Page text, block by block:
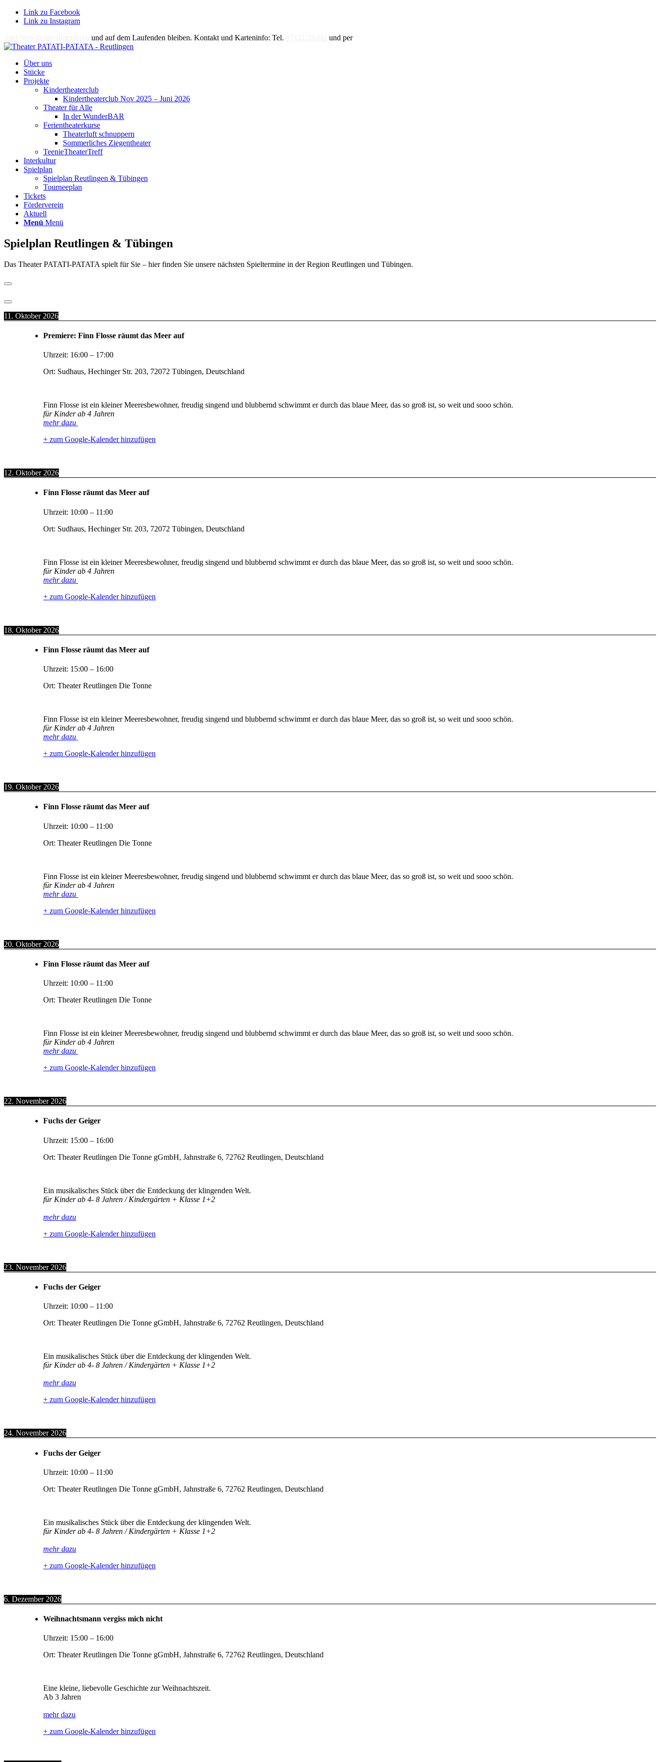
Link zu Facebook
Link zu Instagram
und auf dem Laufenden bleiben. Kontakt und Karteninfo: Tel. und per
Über uns
Stücke
Projekte
Kindertheaterclub
Kindertheaterclub Nov 2025 – Juni 2026
Theater für Alle
In der WunderBAR
Ferientheaterkurse
Theaterluft schnuppern
Sommerliches Ziegentheater
TeenieTheaterTreff
Interkultur
Spielplan
Spielplan Reutlingen & Tübingen
Tourneeplan
Tickets
Förderverein
Aktuell
Menü Menü
Spielplan Reutlingen & Tübingen
Das Theater PATATI-PATATA spielt für Sie – hier finden Sie unsere nächsten Spieltermine in der Region Reutlingen und Tübingen.
11. Oktober 2026
Premiere: Finn Flosse räumt das Meer auf
Uhrzeit: 16:00 – 17:00
Ort: Sudhaus, Hechinger Str. 203, 72072 Tübingen, Deutschland
Finn Flosse ist ein kleiner Meeresbewohner, freudig singend und blubbernd schwimmt er durch das blaue Meer, das so groß ist, so weit und sooo schön.
für Kinder ab 4 Jahren
mehr dazu
+ zum Google-Kalender hinzufügen
12. Oktober 2026
Finn Flosse räumt das Meer auf
Uhrzeit: 10:00 – 11:00
Ort: Sudhaus, Hechinger Str. 203, 72072 Tübingen, Deutschland
Finn Flosse ist ein kleiner Meeresbewohner, freudig singend und blubbernd schwimmt er durch das blaue Meer, das so groß ist, so weit und sooo schön.
für Kinder ab 4 Jahren
mehr dazu
+ zum Google-Kalender hinzufügen
18. Oktober 2026
Finn Flosse räumt das Meer auf
Uhrzeit: 15:00 – 16:00
Ort: Theater Reutlingen Die Tonne
Finn Flosse ist ein kleiner Meeresbewohner, freudig singend und blubbernd schwimmt er durch das blaue Meer, das so groß ist, so weit und sooo schön.
für Kinder ab 4 Jahren
mehr dazu
+ zum Google-Kalender hinzufügen
19. Oktober 2026
Finn Flosse räumt das Meer auf
Uhrzeit: 10:00 – 11:00
Ort: Theater Reutlingen Die Tonne
Finn Flosse ist ein kleiner Meeresbewohner, freudig singend und blubbernd schwimmt er durch das blaue Meer, das so groß ist, so weit und sooo schön.
für Kinder ab 4 Jahren
mehr dazu
+ zum Google-Kalender hinzufügen
20. Oktober 2026
Finn Flosse räumt das Meer auf
Uhrzeit: 10:00 – 11:00
Ort: Theater Reutlingen Die Tonne
Finn Flosse ist ein kleiner Meeresbewohner, freudig singend und blubbernd schwimmt er durch das blaue Meer, das so groß ist, so weit und sooo schön.
für Kinder ab 4 Jahren
mehr dazu
+ zum Google-Kalender hinzufügen
22. November 2026
Fuchs der Geiger
Uhrzeit: 15:00 – 16:00
Ort: Theater Reutlingen Die Tonne gGmbH, Jahnstraße 6, 72762 Reutlingen, Deutschland
Ein musikalisches Stück über die Entdeckung der klingenden Welt.
für Kinder ab 4- 8 Jahren / Kindergärten + Klasse 1+2
mehr dazu
+ zum Google-Kalender hinzufügen
23. November 2026
Fuchs der Geiger
Uhrzeit: 10:00 – 11:00
Ort: Theater Reutlingen Die Tonne gGmbH, Jahnstraße 6, 72762 Reutlingen, Deutschland
Ein musikalisches Stück über die Entdeckung der klingenden Welt.
für Kinder ab 4- 8 Jahren / Kindergärten + Klasse 1+2
mehr dazu
+ zum Google-Kalender hinzufügen
24. November 2026
Fuchs der Geiger
Uhrzeit: 10:00 – 11:00
Ort: Theater Reutlingen Die Tonne gGmbH, Jahnstraße 6, 72762 Reutlingen, Deutschland
Ein musikalisches Stück über die Entdeckung der klingenden Welt.
für Kinder ab 4- 8 Jahren / Kindergärten + Klasse 1+2
mehr dazu
+ zum Google-Kalender hinzufügen
6. Dezember 2026
Weihnachtsmann vergiss mich nicht
Uhrzeit: 15:00 – 16:00
Ort: Theater Reutlingen Die Tonne gGmbH, Jahnstraße 6, 72762 Reutlingen, Deutschland
Eine kleine, liebevolle Geschichte zur Weihnachtszeit.
Ab 3 Jahren
mehr dazu
+ zum Google-Kalender hinzufügen